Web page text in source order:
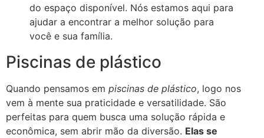
do espaço disponível. Nós estamos aqui para
ajudar a encontrar a melhor solução para
você e sua família.
Piscinas de plástico
Quando pensamos em piscinas de plástico, logo nos
vem à mente sua praticidade e versatilidade. São
perfeitas para quem busca uma solução rápida e
econômica, sem abrir mão da diversão. Elas se